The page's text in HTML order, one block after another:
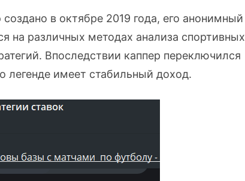
в октябре 2019 года, его анонимный
на различных методах анализа спортивных
Впоследствии каппер переключился
легенде имеет стабильный доход.